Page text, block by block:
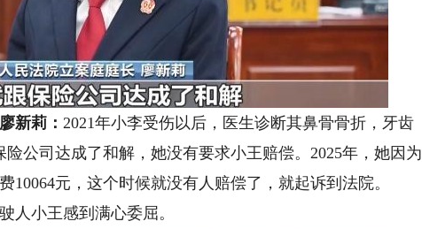
新莉：2021年小李受伤以后，医生诊断其鼻骨骨折，牙齿
公司达成了和解，她没有要求小王赔偿。2025年，她因为
10064元，这个时候就没有人赔偿了，就起诉到法院。
小王感到满心委屈。